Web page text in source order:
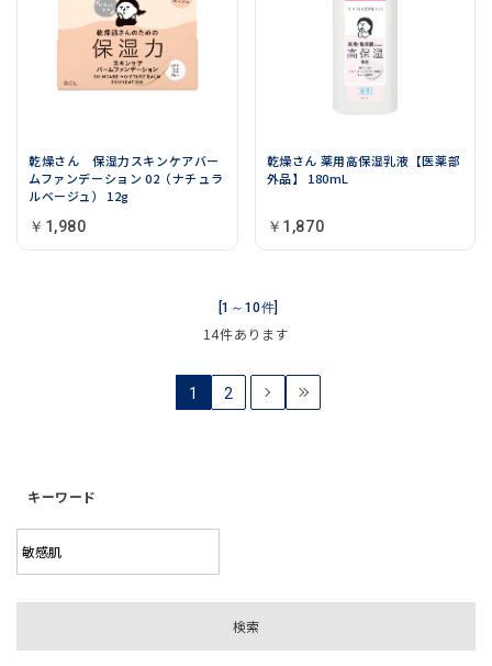
乾燥さん 保湿力スキンケアバー
ムファンデーション 02（ナチュラ
ルベージュ） 12g
￥1,980
乾燥さん 薬用高保湿乳液【医薬部
外品】 180mL
￥1,870
[1～10件]
14件あります
1 2
キーワード